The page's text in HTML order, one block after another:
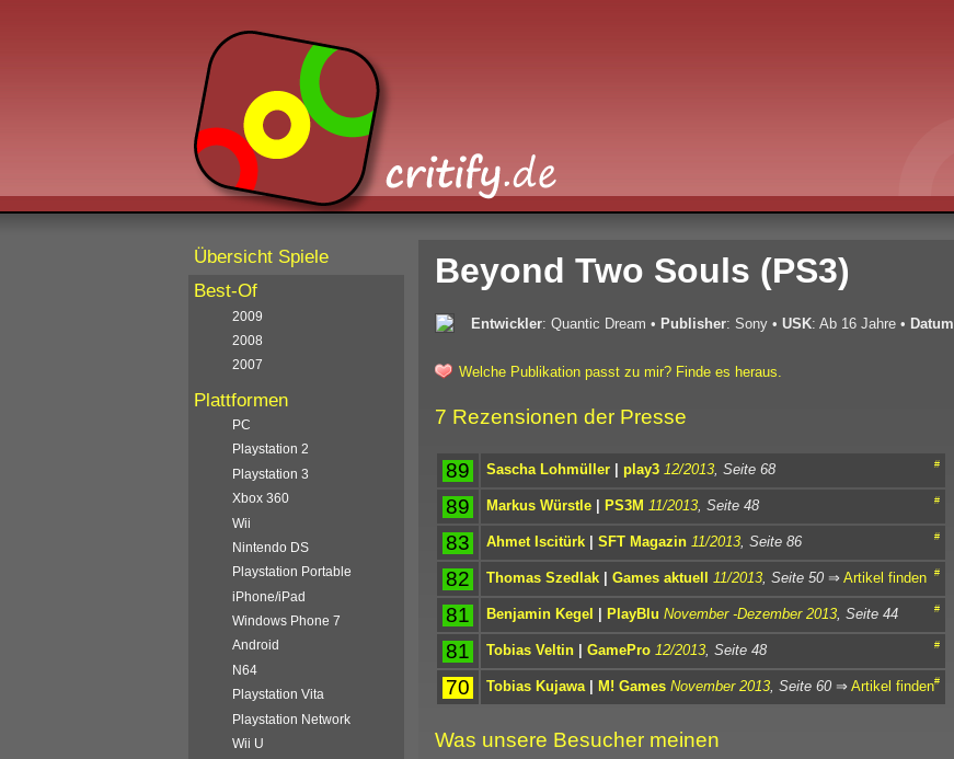
Beyond Two Souls (PS3)
Entwickler: Quantic Dream • Publisher: Sony • USK: Ab 16 Jahre • Datum
Welche Publikation passt zu mir? Finde es heraus.
7 Rezensionen der Presse
89 #
Sascha Lohmüller | play3 12/2013 , Seite 68
89 #
Markus Würstle | PS3M 11/2013 , Seite 48
83 #
Ahmet Iscitürk | SFT Magazin 11/2013 , Seite 86
82 #
Thomas Szedlak | Games aktuell 11/2013 , Seite 50 ⇒ Artikel finden
81 #
Benjamin Kegel | PlayBlu November -Dezember 2013 , Seite 44
81 #
Tobias Veltin | GamePro 12/2013 , Seite 48
70 #
Tobias Kujawa | M! Games November 2013 , Seite 60 ⇒ Artikel finden
Was unsere Besucher meinen
Übersicht Spiele
Best-Of
2009
2008
2007
Plattformen
PC
Playstation 2
Playstation 3
Xbox 360
Wii
Nintendo DS
Playstation Portable
iPhone/iPad
Windows Phone 7
Android
N64
Playstation Vita
Playstation Network
Wii U